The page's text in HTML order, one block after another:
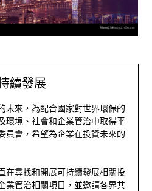
續發展
未來，為配合國家對世界環保的
環境、社會和企業管治中取得平
員會，希望為企業在投資未來的
在尋找和開展可持續發展相關投
業管治相關項目，並邀請各界共